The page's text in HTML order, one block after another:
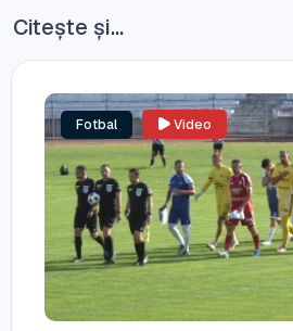
Citește și...
Fotbal Video